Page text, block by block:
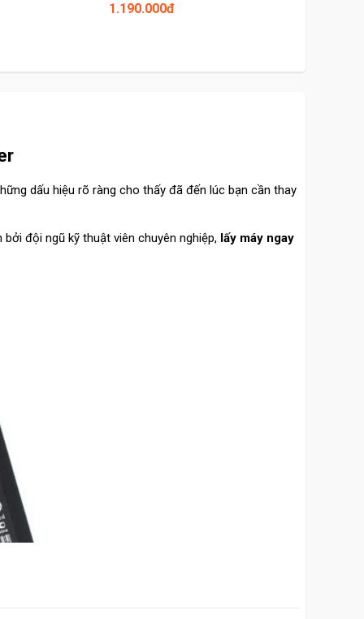
1.190.000đ
dấu hiệu rõ ràng cho thấy đã đến lúc bạn cần thay
bởi đội ngũ kỹ thuật viên chuyên nghiệp, lấy máy ngay